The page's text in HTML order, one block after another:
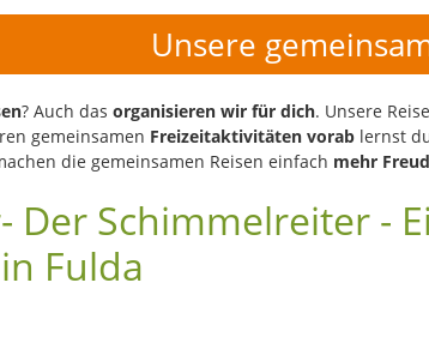
Unsere
? Auch das organisieren wir für dich. Unsere
gemeinsamen Freizeitaktivitäten vorab lernst
die gemeinsamen Reisen einfach mehr
Der Schimmelreiter -
Fulda